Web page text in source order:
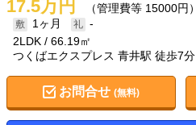
17.5万円 （管理費等 15000円）
1ヶ月
-
2LDK
66.19㎡
つくばエクスプレス 青井駅 徒歩7分
お問合せ (無料)